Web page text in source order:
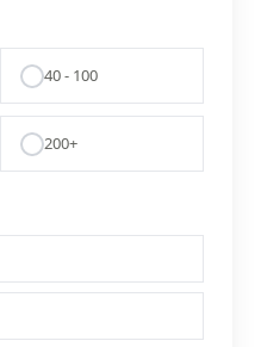
40 - 100
200+